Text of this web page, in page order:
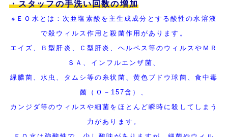
・スタッフの手洗い回数の増加
※ＥＯ水とは：次亜塩素酸を主生成成分とする酸性の水溶液
で殺ウィルス作用と殺菌作用があります。
エイズ、Ｂ型肝炎、Ｃ型肝炎、ヘルペス等のウィルスやＭＲ
ＳＡ、 インフルエンザ菌、
緑膿菌、水虫、タムシ等の糸状菌、黄色ブドウ球菌、 食中毒
菌（Ｏ－157含）、
カンジダ等のウィルスや細菌を ほとんど瞬時に殺してしまう
力があります。